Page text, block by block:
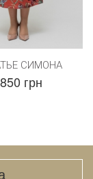
СИМОНА
850 грн